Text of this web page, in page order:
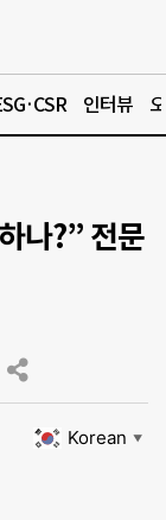
인터뷰
나?” 전문
Korean ▼